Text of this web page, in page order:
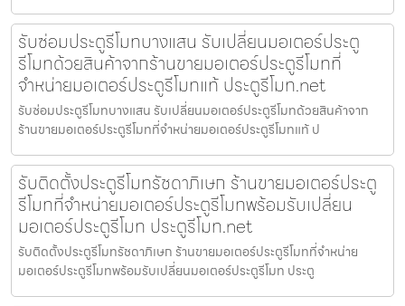
รับซ่อมประตูรีโมทบางแสน รับเปลี่ยนมอเตอร์ประตู
รีโมทด้วยสินค้าจากร้านขายมอเตอร์ประตูรีโมทที่
จำหน่ายมอเตอร์ประตูรีโมทแท้ ประตูรีโมท.net
รับซ่อมประตูรีโมทบางแสน รับเปลี่ยนมอเตอร์ประตูรีโมทด้วยสินค้าจาก
ร้านขายมอเตอร์ประตูรีโมทที่จำหน่ายมอเตอร์ประตูรีโมทแท้ ป
รับติดตั้งประตูรีโมทรัชดาภิเษก ร้านขายมอเตอร์ประตู
รีโมทที่จำหน่ายมอเตอร์ประตูรีโมทพร้อมรับเปลี่ยน
มอเตอร์ประตูรีโมท ประตูรีโมท.net
รับติดตั้งประตูรีโมทรัชดาภิเษก ร้านขายมอเตอร์ประตูรีโมทที่จำหน่าย
มอเตอร์ประตูรีโมทพร้อมรับเปลี่ยนมอเตอร์ประตูรีโมท ประตู